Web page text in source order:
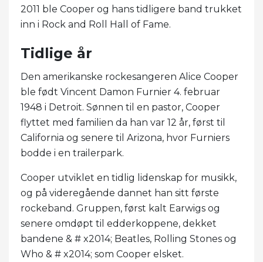
2011 ble Cooper og hans tidligere band trukket
inn i Rock and Roll Hall of Fame.
Tidlige år
Den amerikanske rockesangeren Alice Cooper
ble født Vincent Damon Furnier 4. februar
1948 i Detroit. Sønnen til en pastor, Cooper
flyttet med familien da han var 12 år, først til
California og senere til Arizona, hvor Furniers
bodde i en trailerpark.
Cooper utviklet en tidlig lidenskap for musikk,
og på videregående dannet han sitt første
rockeband. Gruppen, først kalt Earwigs og
senere omdøpt til edderkoppene, dekket
bandene & # x2014; Beatles, Rolling Stones og
Who & # x2014; som Cooper elsket.